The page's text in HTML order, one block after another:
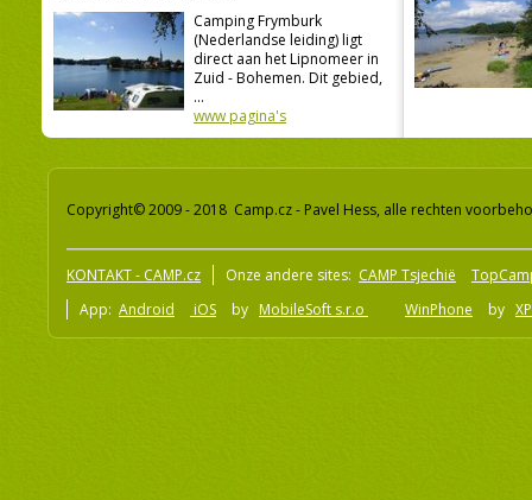
Camping Frymburk
(Nederlandse leiding) ligt
direct aan het Lipnomeer in
Zuid - Bohemen. Dit gebied,
...
www pagina's
Copyright© 2009 - 2018 Camp.cz - Pavel Hess, alle rechten
KONTAKT - CAMP.cz Onze andere sites: CAMP Tsjechië
App: Android iOS by MobileSoft s.r.o WinPhone by